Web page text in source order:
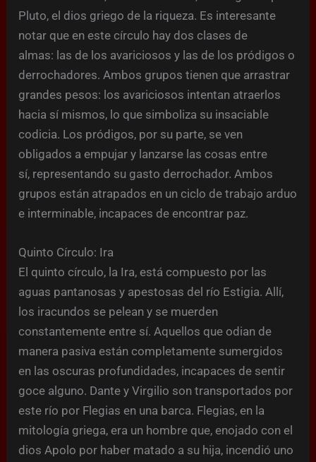
Pluto, el dios griego de la riqueza. Es interesante
notar que en este círculo hay dos clases de
almas: las de los avariciosos y las de los pródigos o
derrochadores. Ambos grupos tienen que arrastrar
grandes pesos: los avariciosos intentan atraerlos
hacia sí mismos, lo que simboliza su insaciable
codicia. Los pródigos, por su parte, se ven
obligados a empujar y lanzarse las cosas entre
sí, representando su gasto derrochador. Ambos
grupos están atrapados en un ciclo de trabajo arduo
e interminable, incapaces de encontrar paz.
Quinto Círculo: Ira
El quinto círculo, la Ira, está compuesto por las
aguas pantanosas y apestosas del río Estigia. Allí,
los iracundos se pelean y se muerden
constantemente entre sí. Aquellos que odian de
manera pasiva están completamente sumergidos
en las oscuras profundidades, incapaces de sentir
goce alguno. Dante y Virgilio son transportados por
este río por Flegias en una barca. Flegias, en la
mitología griega, era un hombre que, enojado con el
dios Apolo por haber matado a su hija, incendió uno